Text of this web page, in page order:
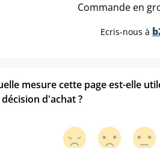
Commande en
Ecris-nous à
mesure cette page est-elle
d'achat ?